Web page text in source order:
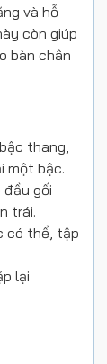
và hỗ
còn giúp
bàn chân
thang,
một bậc.
gối
trái.
có thể, tập
lại